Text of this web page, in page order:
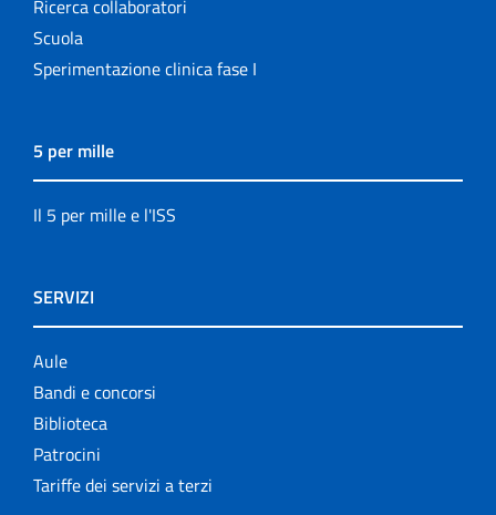
Ricerca collaboratori
Scuola
Sperimentazione clinica fase I
5 per mille
Il 5 per mille e l'ISS
SERVIZI
Aule
Bandi e concorsi
Biblioteca
Patrocini
Tariffe dei servizi a terzi